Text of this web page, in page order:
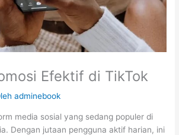
Efektif di TikTok
adminebook
media sosial yang sedang populer di
Dengan jutaan pengguna aktif harian, ini